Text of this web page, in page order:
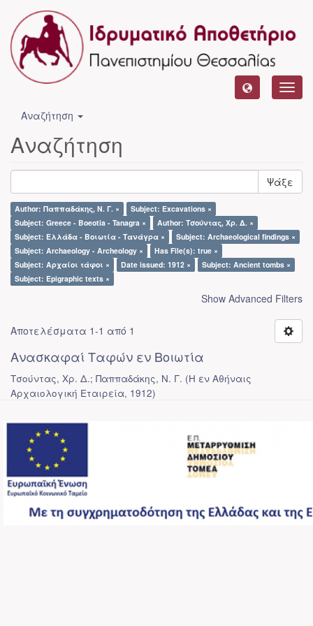
Αναζήτηση
Αναζήτηση
Ψάξε
Author: Παππαδάκης, Ν. Γ. ×
Subject: Excavations ×
Subject: Greece - Boeotia - Tanagra ×
Author: Τσούντας, Χρ. Δ. ×
Subject: Ελλάδα - Βοιωτία - Τανάγρα ×
Subject: Archaeological findings ×
Subject: Archaeology - Archeology ×
Has File(s): true ×
Subject: Αρχαίοι τάφοι ×
Date issued: 1912 ×
Subject: Ancient tombs ×
Subject: Epigraphic texts ×
Show Advanced Filters
Αποτελέσματα 1-1 από 1
Ανασκαφαί Ταφών εν Βοιωτία
Τσούντας, Χρ. Δ.; Παππαδάκης, Ν. Γ. (Η εν Αθήναις
Αρχαιολογική Εταιρεία, 1912)